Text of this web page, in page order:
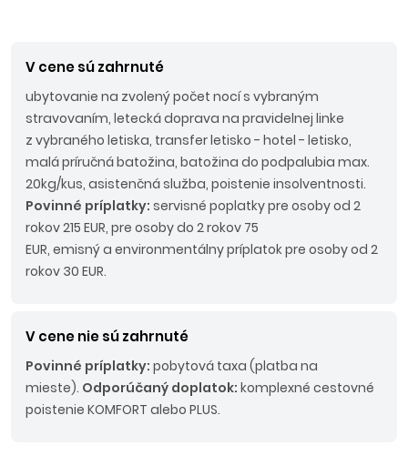
V cene sú zahrnuté
ubytovanie na zvolený počet nocí s vybraným
stravovaním, letecká doprava na pravidelnej linke
z vybraného letiska, transfer letisko - hotel - letisko,
malá príručná batožina, batožina do podpalubia max.
20kg/kus, asistenčná služba, poistenie insolventnosti.
Povinné príplatky: servisné poplatky pre osoby od 2
rokov 215 EUR, pre osoby do 2 rokov 75
EUR, emisný a environmentálny príplatok pre osoby od 2
rokov 30 EUR.
V cene nie sú zahrnuté
Povinné príplatky: pobytová taxa (platba na
mieste). Odporúčaný doplatok: komplexné cestovné
poistenie KOMFORT alebo PLUS.